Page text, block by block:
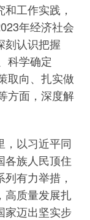
工作实践，
年经济社会
刻认识把握
科学确定
取向、扎实做
方面，深度解
以习近平同
各族人民顶住
有力举措，
高质量发展扎
家迈出坚实步